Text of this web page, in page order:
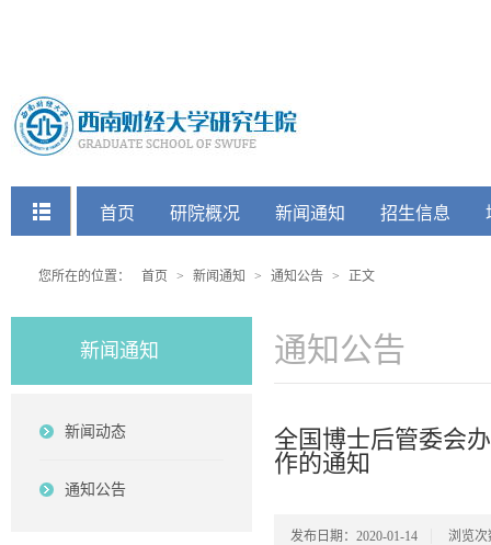
快捷菜单
首页 研院概况 新闻通知 招生信息
您所在的位置： 首页 > 新闻通知 > 通知公告 > 正文
新闻通知
新闻动态
通知公告
通知公告
全国博士后管委会
作的通知
发布日期：2020-01-14 浏览次